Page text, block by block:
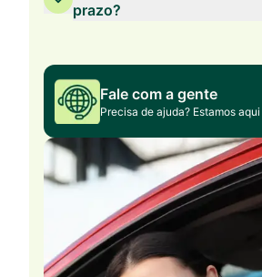
prazo?
Fale com a gente
Precisa de ajuda? Estamos